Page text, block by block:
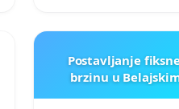
Postavljanje
brzinu u